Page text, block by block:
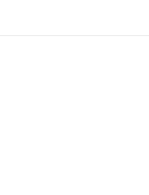
망한다"…
지 3건은 의심 사례